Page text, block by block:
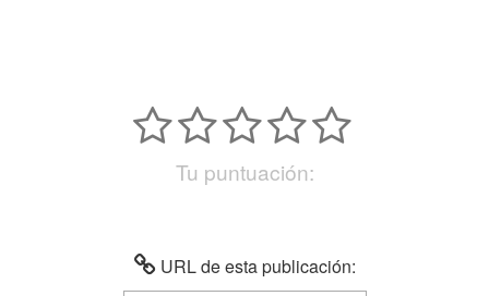
Tu puntuación:
URL de esta publicación: